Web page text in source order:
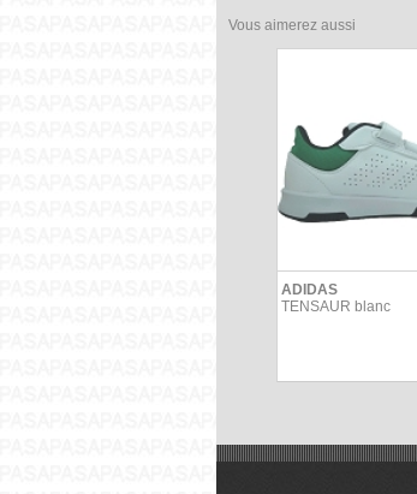
Vous aimerez aussi
ADIDAS
TENSAUR blanc